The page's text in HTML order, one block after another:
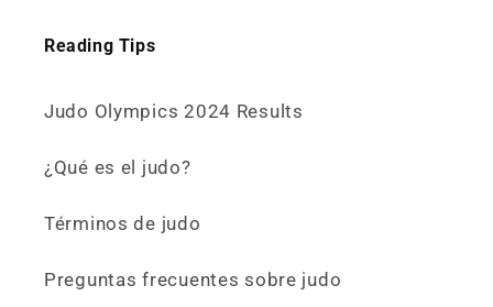
Reading Tips
Judo Olympics 2024 Results
¿Qué es el judo?
Términos de judo
Preguntas frecuentes sobre judo